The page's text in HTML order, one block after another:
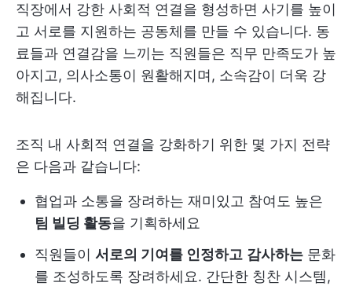
직장에서 강한 사회적 연결을 형성하면 사기를 높이
고 서로를 지원하는 공동체를 만들 수 있습니다. 동
료들과 연결감을 느끼는 직원들은 직무 만족도가 높
아지고, 의사소통이 원활해지며, 소속감이 더욱 강
해집니다.
조직 내 사회적 연결을 강화하기 위한 몇 가지 전략
은 다음과 같습니다:
협업과 소통을 장려하는 재미있고 참여도 높은
팀 빌딩 활동을 기획하세요
직원들이 서로의 기여를 인정하고 감사하는 문화
를 조성하도록 장려하세요. 간단한 칭찬 시스템,